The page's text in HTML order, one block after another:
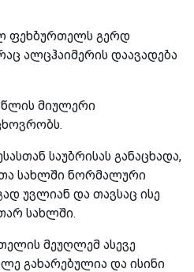
ფეხბურთელს გერდ
ალცჰაიმერის დაავადება
მიულერი
საუბრისას განაცხადა,
სახლში ნორმალური
უვლიან და თავსაც ისე
სახლში.
მეუღლემ ასევე
გახარებულია და ისინი